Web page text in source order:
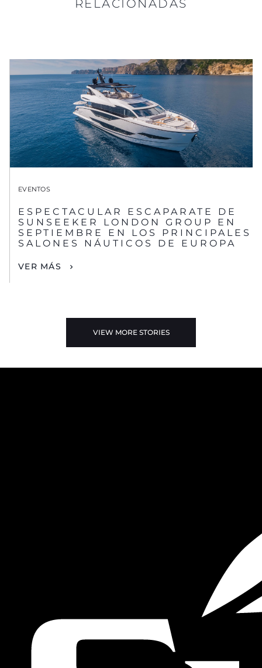
RELACIONADAS
EVENTOS
ESPECTACULAR ESCAPARATE DE
SUNSEEKER LONDON GROUP EN
SEPTIEMBRE EN LOS PRINCIPALES
SALONES NÁUTICOS DE EUROPA
VER MÁS
VIEW MORE STORIES